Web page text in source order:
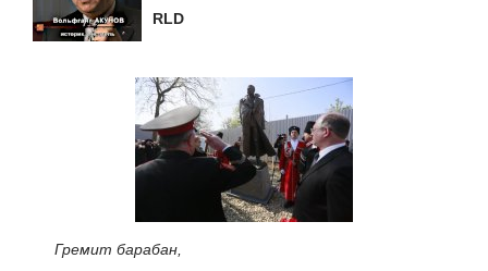
RLD
Гремит барабан,